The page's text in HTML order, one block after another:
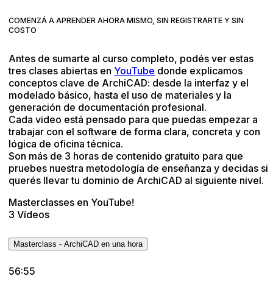
COMENZÁ A APRENDER AHORA MISMO, SIN REGISTRARTE Y SIN
COSTO
Antes de sumarte al curso completo, podés ver estas
tres clases abiertas en YouTube donde explicamos
conceptos clave de ArchiCAD: desde la interfaz y el
modelado básico, hasta el uso de materiales y la
generación de documentación profesional.
Cada video está pensado para que puedas empezar a
trabajar con el software de forma clara, concreta y con
lógica de oficina técnica.
Son más de 3 horas de contenido gratuito para que
pruebes nuestra metodología de enseñanza y decidas si
querés llevar tu dominio de ArchiCAD al siguiente nivel.
Masterclasses en YouTube!
3 Vídeos
Masterclass - ArchiCAD en una hora
56:55